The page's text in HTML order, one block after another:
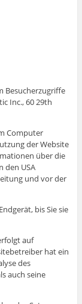
Besucherzugriffe
Inc., 60 29th
Computer
der Website
über die
den USA
und vor der
bis Sie sie
auf
hat ein
des
auch seine